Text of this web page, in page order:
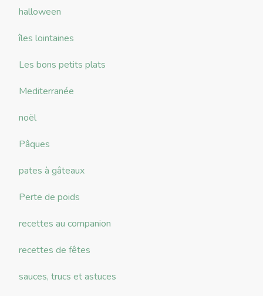
halloween
îles lointaines
Les bons petits plats
Mediterranée
noël
Pâques
pates à gâteaux
Perte de poids
recettes au companion
recettes de fêtes
sauces, trucs et astuces